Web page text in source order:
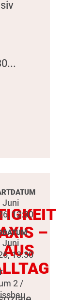
–
Juni
12:30
Juni
13:30
2 /